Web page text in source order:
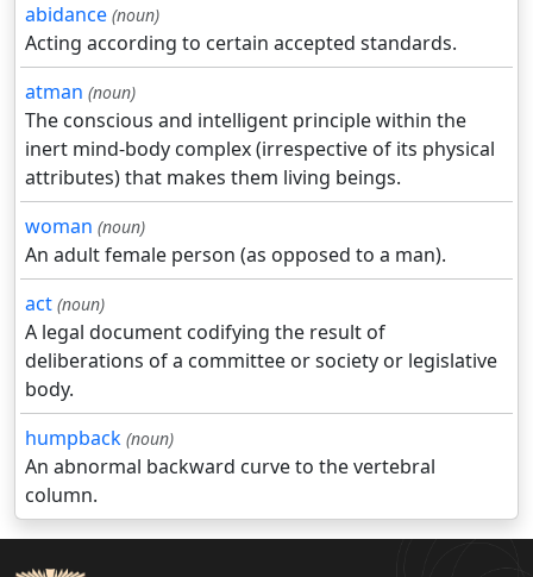
abidance (noun)
Acting according to certain accepted standards.
atman (noun)
The conscious and intelligent principle within the
inert mind-body complex (irrespective of its physical
attributes) that makes them living beings.
woman (noun)
An adult female person (as opposed to a man).
act (noun)
A legal document codifying the result of
deliberations of a committee or society or legislative
body.
humpback (noun)
An abnormal backward curve to the vertebral
column.